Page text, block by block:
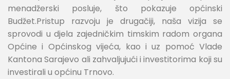
menadžerski posluje, što pokazuje općinski
Budžet.Pristup razvoju je drugačiji, naša vizija se
sprovodi u djela zajedničkim timskim radom organa
Općine i Općinskog vijeća, kao i uz pomoć Vlade
Kantona Sarajevo ali zahvaljujući i investitorima koji su
investirali u općinu Trnovo.